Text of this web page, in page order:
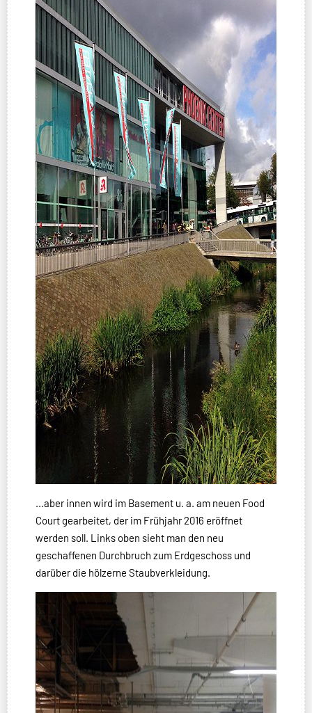
...aber innen wird im Basement u. a. am neuen Food
Court gearbeitet, der im Frühjahr 2016 eröffnet
werden soll. Links oben sieht man den neu
geschaffenen Durchbruch zum Erdgeschoss und
darüber die hölzerne Staubverkleidung.